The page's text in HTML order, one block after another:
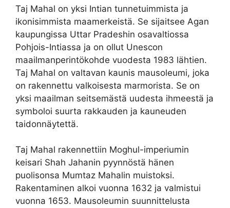
Taj Mahal on yksi Intian tunnetuimmista ja
ikonisimmista maamerkeistä. Se sijaitsee Agan
kaupungissa Uttar Pradeshin osavaltiossa
Pohjois-Intiassa ja on ollut Unescon
maailmanperintökohde vuodesta 1983 lähtien.
Taj Mahal on valtavan kaunis mausoleumi, joka
on rakennettu valkoisesta marmorista. Se on
yksi maailman seitsemästä uudesta ihmeestä ja
symboloi suurta rakkauden ja kauneuden
taidonnäytettä.
Taj Mahal rakennettiin Moghul-imperiumin
keisari Shah Jahanin pyynnöstä hänen
puolisonsa Mumtaz Mahalin muistoksi.
Rakentaminen alkoi vuonna 1632 ja valmistui
vuonna 1653. Mausoleumin suunnittelusta